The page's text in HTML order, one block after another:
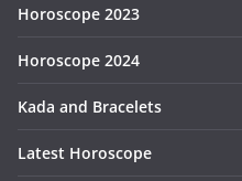
Horoscope 2023
Horoscope 2024
Kada and Bracelets
Latest Horoscope